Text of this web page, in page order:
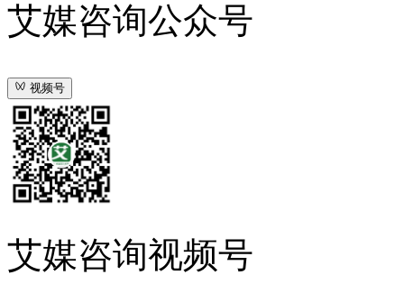
艾媒咨询公众号
视频号
艾媒咨询视频号